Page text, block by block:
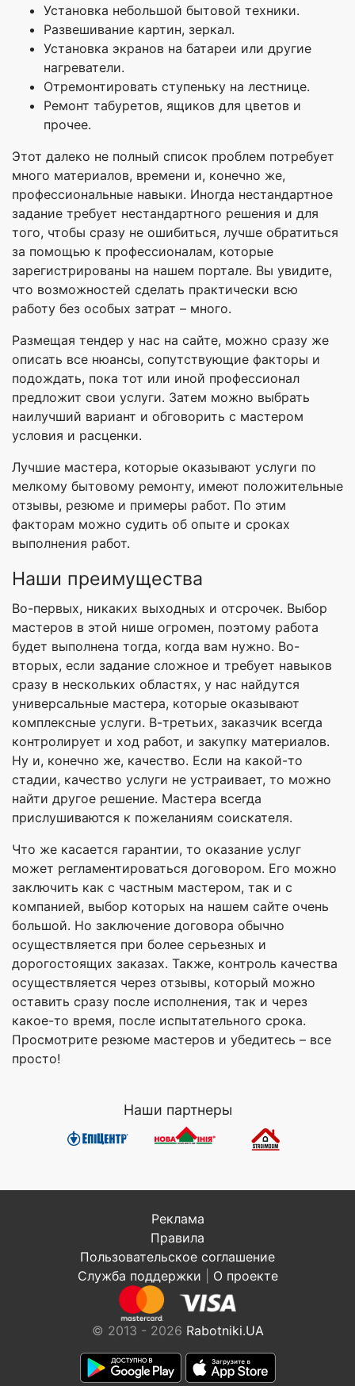
Установка небольшой бытовой техники.
Развешивание картин, зеркал.
Установка экранов на батареи или другие
нагреватели.
Отремонтировать ступеньку на лестнице.
Ремонт табуретов, ящиков для цветов и
прочее.
Этот далеко не полный список проблем потребует
много материалов, времени и, конечно же,
профессиональные навыки. Иногда нестандартное
задание требует нестандартного решения и для
того, чтобы сразу не ошибиться, лучше обратиться
за помощью к профессионалам, которые
зарегистрированы на нашем портале. Вы увидите,
что возможностей сделать практически всю
работу без особых затрат – много.
Размещая тендер у нас на сайте, можно сразу же
описать все нюансы, сопутствующие факторы и
подождать, пока тот или иной профессионал
предложит свои услуги. Затем можно выбрать
наилучший вариант и обговорить с мастером
условия и расценки.
Лучшие мастера, которые оказывают услуги по
мелкому бытовому ремонту, имеют положительные
отзывы, резюме и примеры работ. По этим
факторам можно судить об опыте и сроках
выполнения работ.
Наши преимущества
Во-первых, никаких выходных и отсрочек. Выбор
мастеров в этой нише огромен, поэтому работа
будет выполнена тогда, когда вам нужно. Во-
вторых, если задание сложное и требует навыков
сразу в нескольких областях, у нас найдутся
универсальные мастера, которые оказывают
комплексные услуги. В-третьих, заказчик всегда
контролирует и ход работ, и закупку материалов.
Ну и, конечно же, качество. Если на какой-то
стадии, качество услуги не устраивает, то можно
найти другое решение. Мастера всегда
прислушиваются к пожеланиям соискателя.
Что же касается гарантии, то оказание услуг
может регламентироваться договором. Его можно
заключить как с частным мастером, так и с
компанией, выбор которых на нашем сайте очень
большой. Но заключение договора обычно
осуществляется при более серьезных и
дорогостоящих заказах. Также, контроль качества
осуществляется через отзывы, который можно
оставить сразу после исполнения, так и через
какое-то время, после испытательного срока.
Просмотрите резюме мастеров и убедитесь – все
просто!
Наши партнеры
Реклама
Правила
Пользовательское соглашение
Служба поддержки
О проекте
© 2013 - 2026 Rabotniki.UA